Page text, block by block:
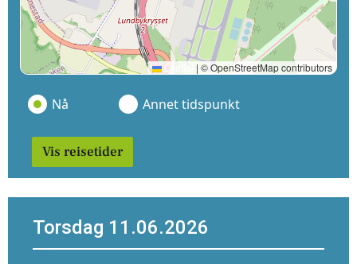
Leaflet | © OpenStreetMap contributors
Nå Annet tidspunkt
Vis reisetider
Torsdag 11.06.2026